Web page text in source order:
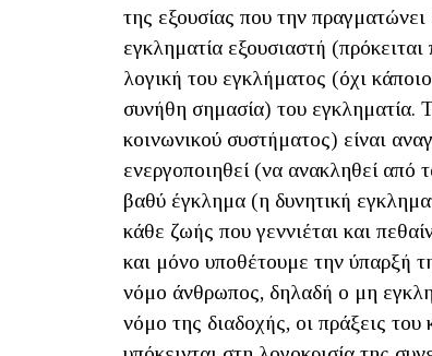
της εξουσίας που την
εγκληματία εξουσιαστή
λογική του εγκλήματος (όχι
συνήθη σημασία) του
κοινωνικού συστήματος) είναι
ενεργοποιηθεί (να ανακληθεί από
βαθύ έγκλημα (η δυνητική
κάθε ζωής που γεννιέται και
και μόνο υποθέτουμε την ύπαρξή
νόμο άνθρωπος, δηλαδή ο μη
νόμο της διαδοχής, οι πράξεις του